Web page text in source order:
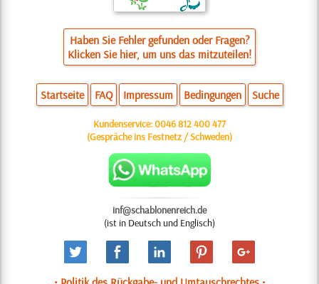
Haben Sie Fehler gefunden oder Fragen?
Klicken Sie hier, um uns das mitzuteilen!
Startseite FAQ Impressum Bedingungen Suche
Kundenservice:0046 812 400 477
(Gespräche ins Festnetz / Schweden)
inf@schablonenreich.de
(ist in Deutsch und Englisch)